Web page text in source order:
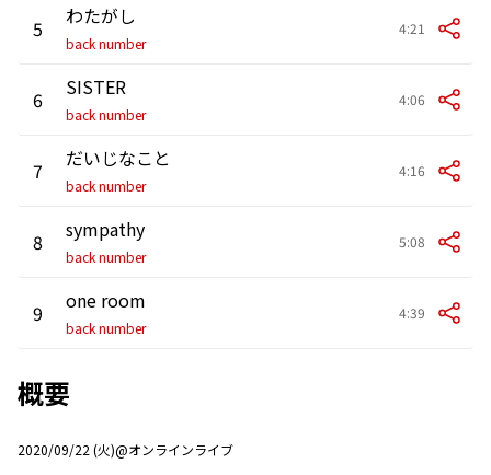
5 わたがし
back number
4:21
6 SISTER
back number
4:06
7 だいじなこと
back number
4:16
8 sympathy
back number
5:08
9 one room
back number
4:39
概要
2020/09/22 (火)@オンラインライブ